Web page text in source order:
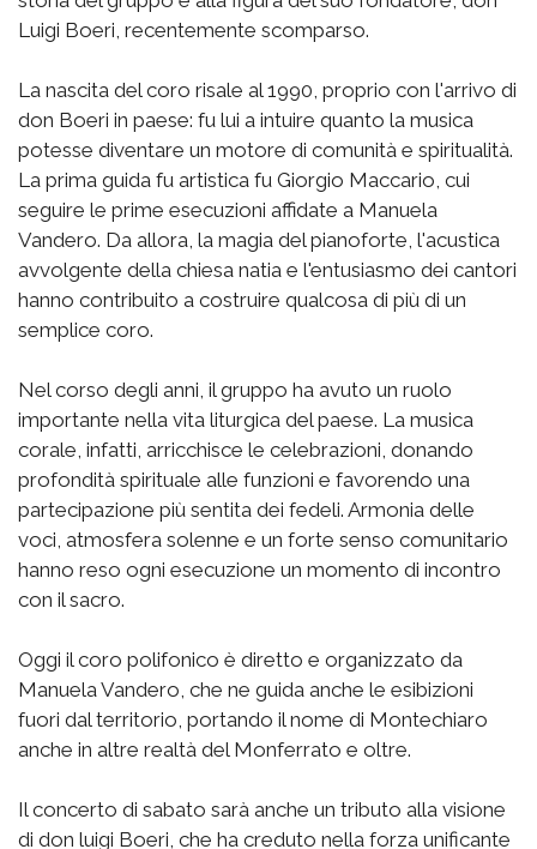
Luigi Boeri, recentemente scomparso.
La nascita del coro risale al 1990, proprio con l'arrivo di
don Boeri in paese: fu lui a intuire quanto la musica
potesse diventare un motore di comunità e spiritualità.
La prima guida fu artistica fu Giorgio Maccario, cui
seguire le prime esecuzioni affidate a Manuela
Vandero. Da allora, la magia del pianoforte, l'acustica
avvolgente della chiesa natia e l'entusiasmo dei cantori
hanno contribuito a costruire qualcosa di più di un
semplice coro.
Nel corso degli anni, il gruppo ha avuto un ruolo
importante nella vita liturgica del paese. La musica
corale, infatti, arricchisce le celebrazioni, donando
profondità spirituale alle funzioni e favorendo una
partecipazione più sentita dei fedeli. Armonia delle
voci, atmosfera solenne e un forte senso comunitario
hanno reso ogni esecuzione un momento di incontro
con il sacro.
Oggi il coro polifonico è diretto e organizzato da
Manuela Vandero, che ne guida anche le esibizioni
fuori dal territorio, portando il nome di Montechiaro
anche in altre realtà del Monferrato e oltre.
Il concerto di sabato sarà anche un tributo alla visione
di don luigi Boeri, che ha creduto nella forza unificante